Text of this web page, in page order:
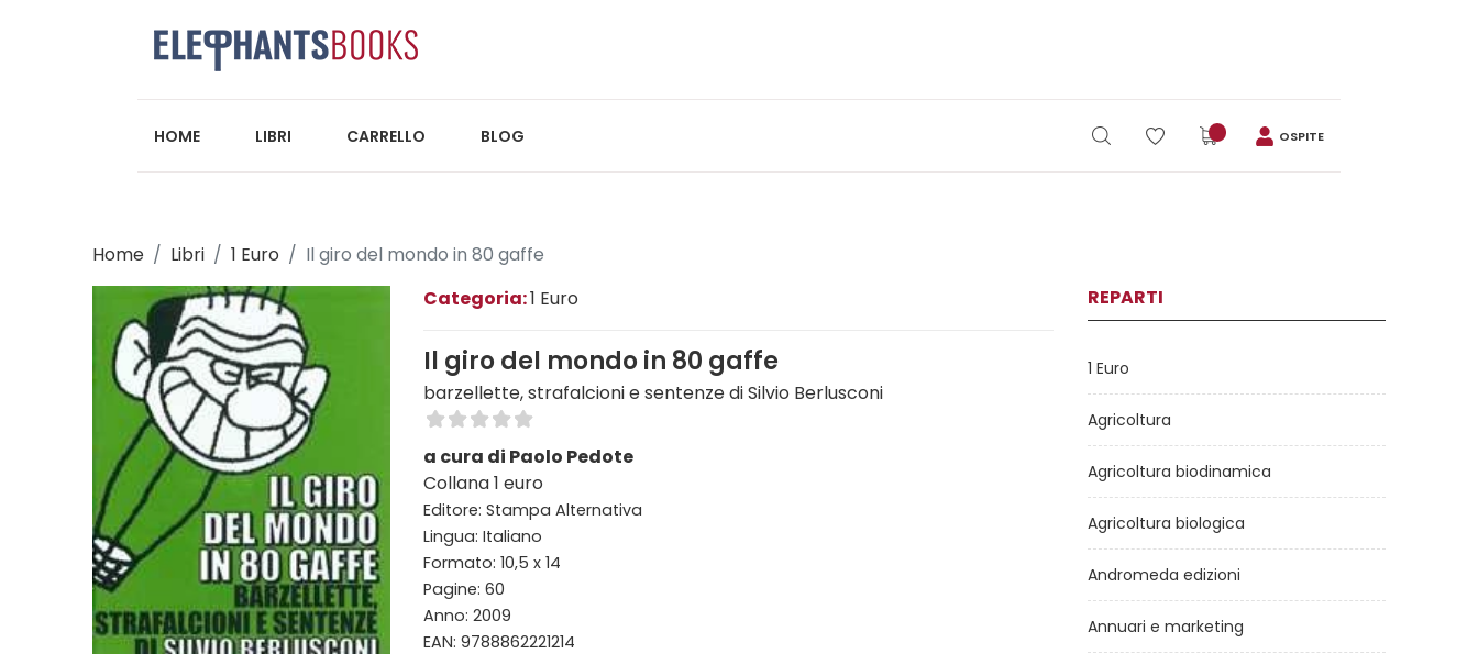
HOME LIBRI CARRELLO BLOG OSPITE
Home Libri 1 Euro
Il giro del mondo in 80 gaffe
Categoria:1 Euro
Il giro del mondo in 80 gaffe
barzellette, strafalcioni e sentenze di Silvio Berlusconi
a cura di Paolo Pedote
Collana 1 euro
Editore: Stampa Alternativa
Lingua: Italiano
Formato: 10,5 x 14
Pagine: 60
Anno: 2009
EAN: 9788862221214
REPARTI
1 Euro
Agricoltura
Agricoltura biodinamica
Agricoltura biologica
Andromeda edizioni
Annuari e marketing